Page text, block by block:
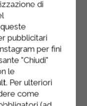
di
pubblicitari
per fini
"Chiudi"
le
Per ulteriori
come